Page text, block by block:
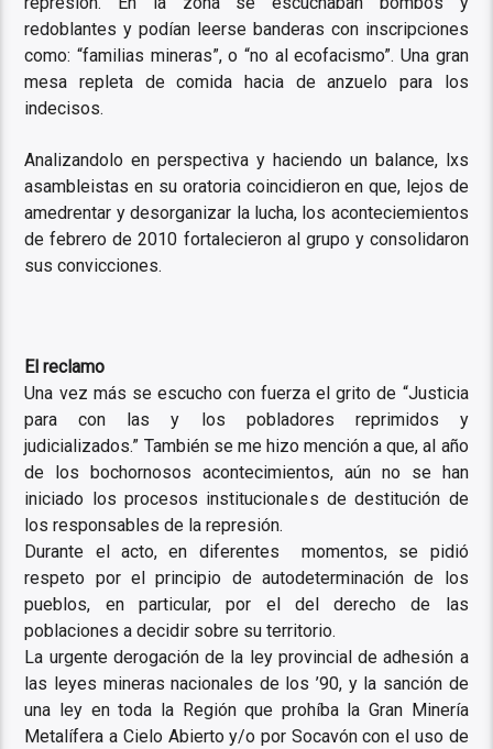
redoblantes y podían leerse banderas con inscripciones
como: “familias mineras”, o “no al ecofacismo”. Una gran
mesa repleta de comida hacia de anzuelo para los
indecisos.
Analizandolo en perspectiva y haciendo un balance, lxs
asambleistas en su oratoria coincidieron en que, lejos de
amedrentar y desorganizar la lucha, los aconteciemientos
de febrero de 2010 fortalecieron al grupo y consolidaron
sus convicciones.
El reclamo
Una vez más se escucho con fuerza el grito de “Justicia
para con las y los pobladores reprimidos y
judicializados.” También se me hizo mención a que, al año
de los bochornosos acontecimientos, aún no se han
iniciado los procesos institucionales de destitución de
los responsables de la represión.
Durante el acto, en diferentes momentos, se pidió
respeto por el principio de autodeterminación de los
pueblos, en particular, por el del derecho de las
poblaciones a decidir sobre su territorio.
La urgente derogación de la ley provincial de adhesión a
las leyes mineras nacionales de los ’90, y la sanción de
una ley en toda la Región que prohíba la Gran Minería
Metalífera a Cielo Abierto y/o por Socavón con el uso de